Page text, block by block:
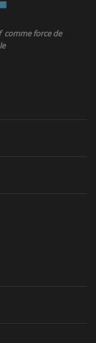
comme force de